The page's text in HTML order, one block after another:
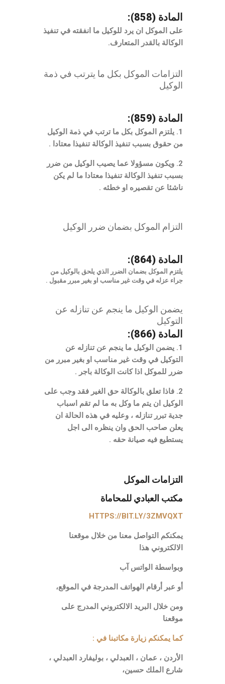
المادة (858):
على الموكل ان يرد للوكيل ما انفقته في تنفيذ
الوكالة بالقدر المتعارف.
التزامات الموكل بكل ما يترتب في ذمة
الوكيل
المادة (859):
1. يلتزم الموكل بكل ما ترتب في ذمة الوكيل
من حقوق بسبب تنفيذ الوكالة تنفيذا معتادا .
2. ويكون مسؤولا عما يصيب الوكيل من ضرر
بسبب تنفيذ الوكالة تنفيذا معتادا ما لم يكن
ناشئا عن تقصيره او خطئه .
التزام الموكل بضمان ضرر الوكيل
المادة (864):
يلتزم الموكل بضمان الضرر الذي يلحق بالوكيل من
جراء عزله في وقت غير مناسب او بغير مبرر مقبول .
يضمن الوكيل ما ينجم عن تنازله عن
التوكيل
المادة (866):
1. يضمن الوكيل ما ينجم عن تنازله عن
التوكيل في وقت غير مناسب او بغير مبرر من
ضرر للموكل اذا كانت الوكالة باجر .
2. فاذا تعلق بالوكالة حق الغير فقد وجب على
الوكيل ان يتم ما وكل به ما لم تقم اسباب
جدية تبرر تنازله ، وعليه في هذه الحالة ان
يعلن صاحب الحق وان ينظره الى اجل
يستطيع فيه صيانة حقه .
التزامات الموكل
مكتب العبادي للمحاماة
HTTPS://BIT.LY/3ZMVQXT
يمكنكم التواصل معنا من خلال موقعنا
الالكتروني هذا
وبواسطة الواتس آب
أو عبر أرقام الهواتف المدرجة في الموقع،
ومن خلال البريد الالكتروني المدرج على
موقعنا
كما يمكنكم زيارة مكاتبنا في :
الأردن ، عمان ، العبدلي ، بوليفارد العبدلي ،
شارع الملك حسين،